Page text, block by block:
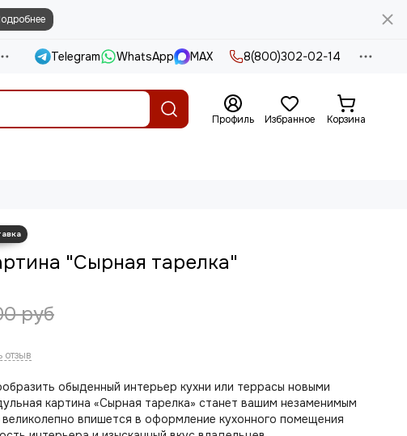
Telegram WhatsApp MAX 8(800)302-02-14
Профиль Избранное Корзина
"Сырная тарелка"
руб
отзыв
обыденный интерьер кухни или террасы новыми
картина «Сырная тарелка» станет вашим незаменимым
впишется в оформление кухонного помещения